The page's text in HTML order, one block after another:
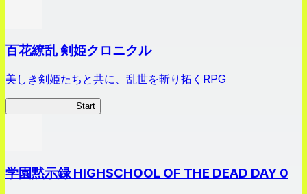
百花繚乱 剣姫クロニクル
美しき剣姫たちと共に、乱世を斬り拓くRPG
Start
学園黙示録 HIGHSCHOOL OF THE DEAD DAY 0